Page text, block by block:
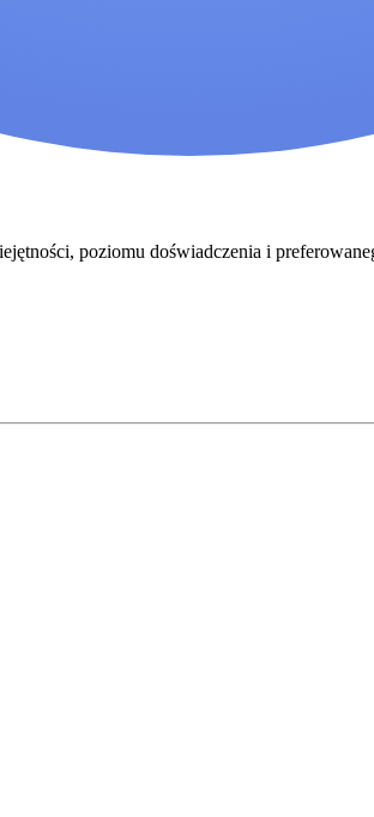
poziomu doświadczenia i